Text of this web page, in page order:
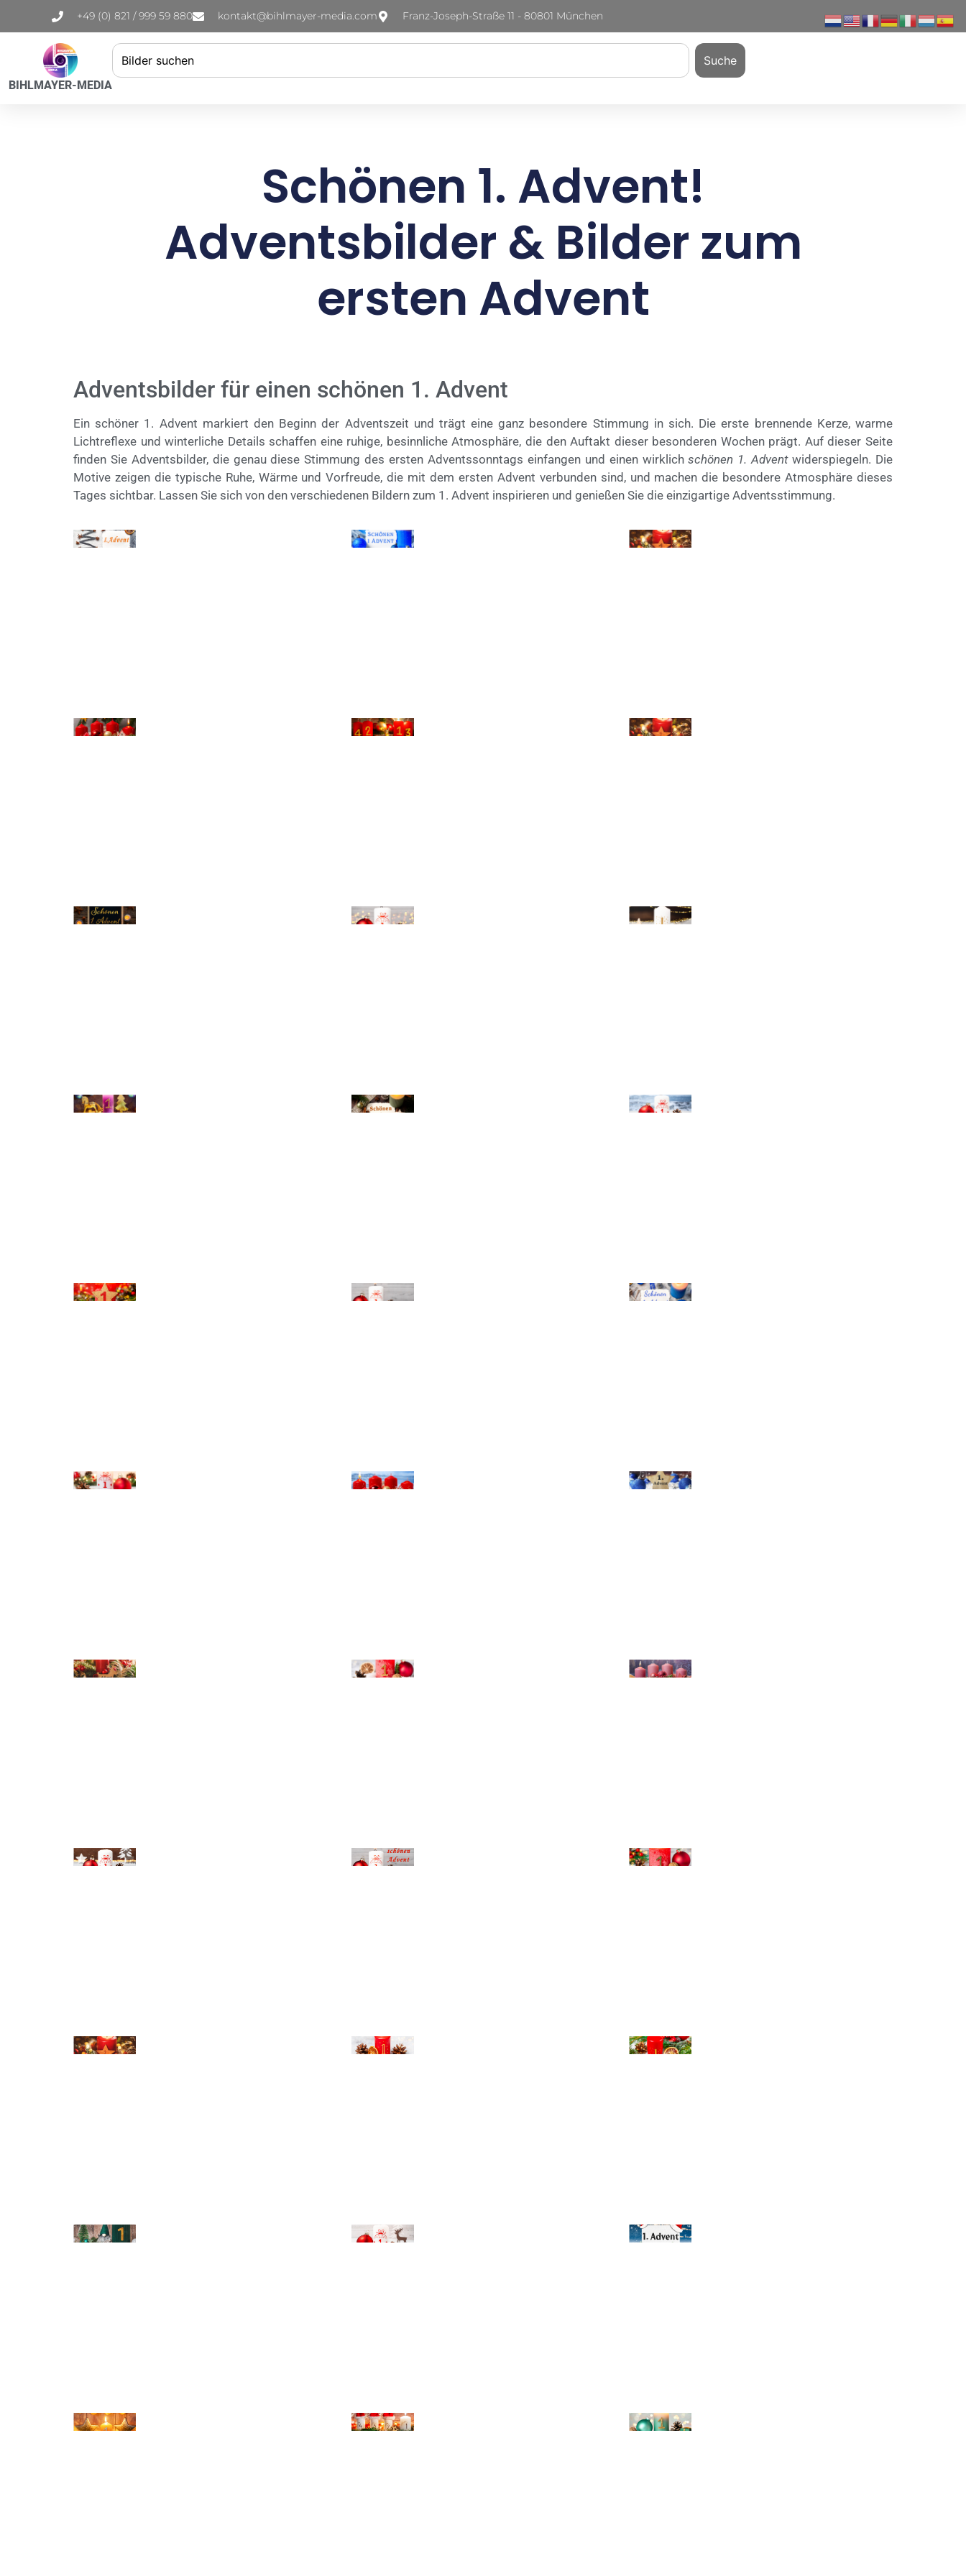
+49 (0) 821 / 999 59 880 kontakt@bihlmayer-media.com Franz-Joseph-Straße 11 - 80801 München
BIHLMAYER-MEDIA
Suche
Schönen 1. Advent!
Adventsbilder & Bilder zum
ersten Advent
Adventsbilder für einen schönen 1. Advent
Ein schöner 1. Advent markiert den Beginn der Adventszeit und trägt eine ganz besondere Stimmung in sich. Die erste brennende Kerze, warme
Lichtreflexe und winterliche Details schaffen eine ruhige, besinnliche Atmosphäre, die den Auftakt dieser besonderen Wochen prägt. Auf dieser Seite
finden Sie Adventsbilder, die genau diese Stimmung des ersten Adventssonntags einfangen und einen wirklichschönen 1. Adventwiderspiegeln. Die
Motive zeigen die typische Ruhe, Wärme und Vorfreude, die mit dem ersten Advent verbunden sind, und machen die besondere Atmosphäre dieses
Tages sichtbar. Lassen Sie sich von den verschiedenen Bildern zum 1. Advent inspirieren und genießen Sie die einzigartige Adventsstimmung.
© Michael Bihlmayer © Michael Bihlmayer © Michael Bihlmayer
© Michael Bihlmayer © Michael Bihlmayer © Michael Bihlmayer
© Michael Bihlmayer © Michael Bihlmayer © Michael Bihlmayer
© Michael Bihlmayer © Michael Bihlmayer © Michael Bihlmayer
© Michael Bihlmayer © Michael Bihlmayer © Michael Bihlmayer
© Michael Bihlmayer © Michael Bihlmayer © Michael Bihlmayer
© Michael Bihlmayer © Michael Bihlmayer © Michael Bihlmayer
© Michael Bihlmayer © Michael Bihlmayer © Michael Bihlmayer
© Michael Bihlmayer © Michael Bihlmayer © Michael Bihlmayer
© Michael Bihlmayer © Michael Bihlmayer © Michael Bihlmayer
© Michael Bihlmayer © Michael Bihlmayer © Michael Bihlmayer